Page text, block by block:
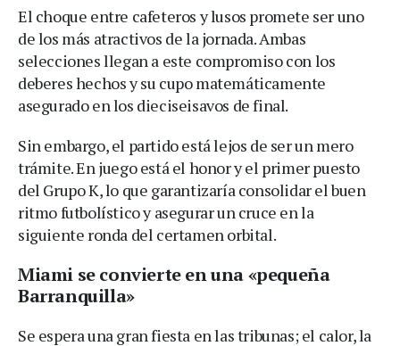
El choque entre cafeteros y lusos promete ser uno
de los más atractivos de la jornada. Ambas
selecciones llegan a este compromiso con los
deberes hechos y su cupo matemáticamente
asegurado en los dieciseisavos de final.
Sin embargo, el partido está lejos de ser un mero
trámite. En juego está el honor y el primer puesto
del Grupo K, lo que garantizaría consolidar el buen
ritmo futbolístico y asegurar un cruce en la
siguiente ronda del certamen orbital.
Miami se convierte en una «pequeña
Barranquilla»
Se espera una gran fiesta en las tribunas; el calor, la